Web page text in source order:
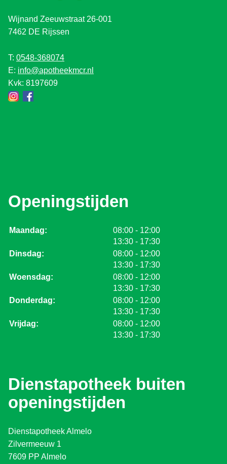
Wijnand Zeeuwstraat 26-001
7462 DE Rijssen
T: 0548-368074
E: info@apotheekmcr.nl
Kvk: 8197609
Openingstijden
Maandag: 08:00 tot
- 12:00
13:30 tot
- 17:30
Dinsdag:
08:00 tot
- 12:00
13:30 tot
- 17:30
Woensdag:
08:00 tot
- 12:00
13:30 tot
- 17:30
Donderdag:
08:00 tot
- 12:00
13:30 tot
- 17:30
Vrijdag:
08:00 tot
- 12:00
13:30 tot
- 17:30
Dienstapotheek buiten
openingstijden
Dienstapotheek Almelo
Zilvermeeuw 1
7609 PP Almelo